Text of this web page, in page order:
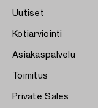
Uutiset
Kotiarviointi
Asiakaspalvelu
Toimitus
Private Sales